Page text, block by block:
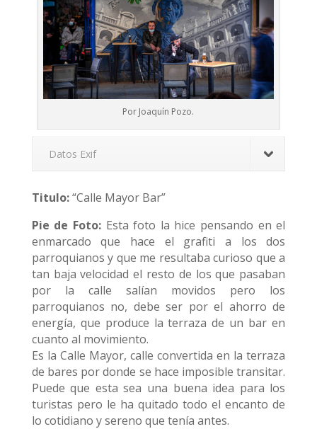
Por Joaquín Pozo.
Datos Exif
Titulo:“Calle Mayor Bar”
Pie de Foto: Esta foto la hice pensando en el
enmarcado que hace el grafiti a los dos
parroquianos y que me resultaba curioso que a
tan baja velocidad el resto de los que pasaban
por la calle salían movidos pero los
parroquianos no, debe ser por el ahorro de
energía, que produce la terraza de un bar en
cuanto al movimiento.
Es la Calle Mayor, calle convertida en la terraza
de bares por donde se hace imposible transitar.
Puede que esta sea una buena idea para los
turistas pero le ha quitado todo el encanto de
lo cotidiano y sereno que tenía antes.